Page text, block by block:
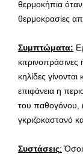
θερμοκήπια
θερμοκρασίες
Συμπτώματα:
κηλίδες
επιφάνεια η
του παθογόνου,
γκριζοκαστανό
Συστάσεις: